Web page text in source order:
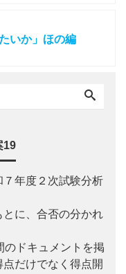
いか」ほの編
19
年度２次試験分析
に、合否の分かれ
ドキュメントを掲
だけでなく得点開